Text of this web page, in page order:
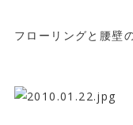
フローリングと腰壁